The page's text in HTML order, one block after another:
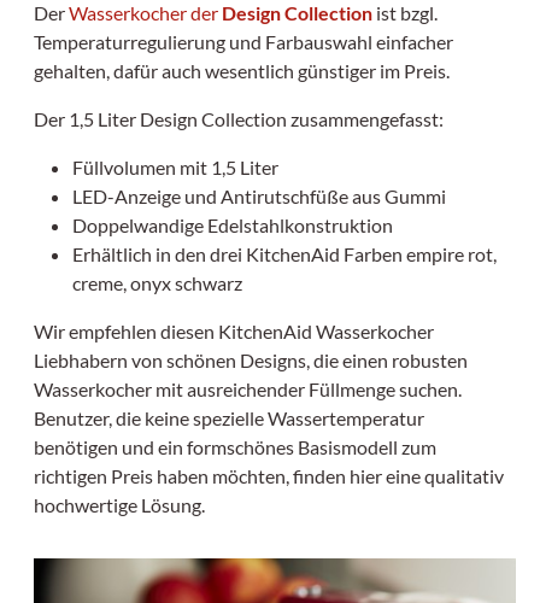
DerWasserkocher der Design Collection ist bzgl.
Temperaturregulierung und Farbauswahl einfacher
gehalten, dafür auch wesentlich günstiger im Preis.
Der 1,5 Liter Design Collection zusammengefasst:
Füllvolumen mit 1,5 Liter
LED-Anzeige und Antirutschfüße aus Gummi
Doppelwandige Edelstahlkonstruktion
Erhältlich in den drei KitchenAid Farben empire rot,
creme, onyx schwarz
Wir empfehlen diesen KitchenAid Wasserkocher
Liebhabern von schönen Designs, die einen robusten
Wasserkocher mit ausreichender Füllmenge suchen.
Benutzer, die keine spezielle Wassertemperatur
benötigen und ein formschönes Basismodell zum
richtigen Preis haben möchten, finden hier eine qualitativ
hochwertige Lösung.